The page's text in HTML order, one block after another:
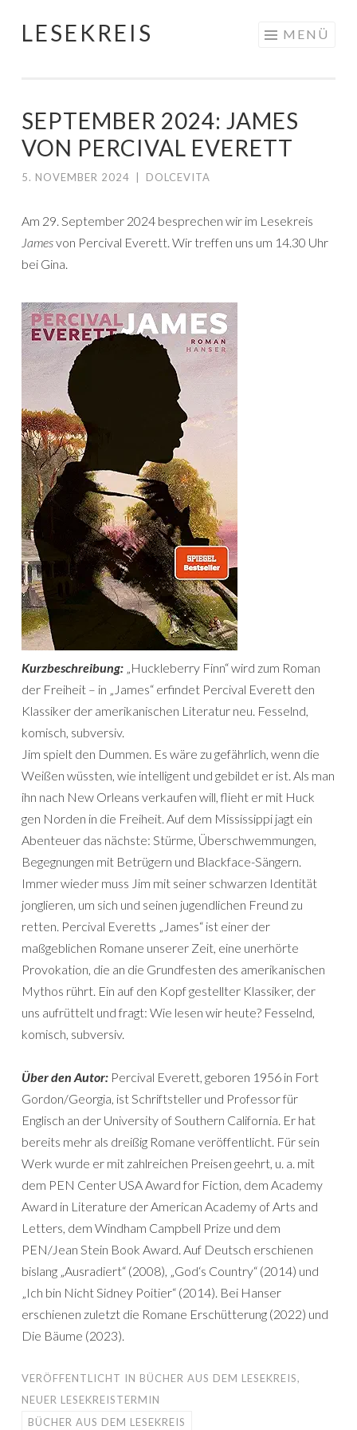
Springe
LESEKREIS MENÜ
SEPTEMBER 2024: JAMES
VON PERCIVAL EVERETT
5. NOVEMBER 2024 DOLCEVITA
Am 29. September 2024 besprechen wir im Lesekreis
Jamesvon Percival Everett. Wir treffen uns um 14.30 Uhr
bei Gina.
Kurzbeschreibung: „Huckleberry Finn“ wird zum Roman
der Freiheit – in „James“ erfindet Percival Everett den
Klassiker der amerikanischen Literatur neu. Fesselnd,
komisch, subversiv.
Jim spielt den Dummen. Es wäre zu gefährlich, wenn die
Weißen wüssten, wie intelligent und gebildet er ist. Als man
ihn nach New Orleans verkaufen will, flieht er mit Huck
gen Norden in die Freiheit. Auf dem Mississippi jagt ein
Abenteuer das nächste: Stürme, Überschwemmungen,
Begegnungen mit Betrügern und Blackface-Sängern.
Immer wieder muss Jim mit seiner schwarzen Identität
jonglieren, um sich und seinen jugendlichen Freund zu
retten. Percival Everetts „James“ ist einer der
maßgeblichen Romane unserer Zeit, eine unerhörte
Provokation, die an die Grundfesten des amerikanischen
Mythos rührt. Ein auf den Kopf gestellter Klassiker, der
uns aufrüttelt und fragt: Wie lesen wir heute? Fesselnd,
komisch, subversiv.
Über den Autor: Percival Everett, geboren 1956 in Fort
Gordon/Georgia, ist Schriftsteller und Professor für
Englisch an der University of Southern California. Er hat
bereits mehr als dreißig Romane veröffentlicht. Für sein
Werk wurde er mit zahlreichen Preisen geehrt, u. a. mit
dem PEN Center USA Award for Fiction, dem Academy
Award in Literature der American Academy of Arts and
Letters, dem Windham Campbell Prize und dem
PEN/Jean Stein Book Award. Auf Deutsch erschienen
bislang „Ausradiert“ (2008), „God‘s Country“ (2014) und
„Ich bin Nicht Sidney Poitier“ (2014). Bei Hanser
erschienen zuletzt die Romane Erschütterung (2022) und
Die Bäume (2023).
VERÖFFENTLICHT IN BÜCHER AUS DEM LESEKREIS,
NEUER LESEKREISTERMIN
BÜCHER AUS DEM LESEKREIS